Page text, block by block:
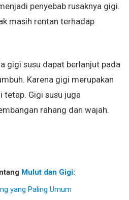
penyebab rusaknya gigi.
masih rentan terhadap
gigi susu dapat berlanjut pada
Karena gigi merupakan
tetap. Gigi susu juga
rahang dan wajah.
Mulut dan Gigi:
yang Paling Umum